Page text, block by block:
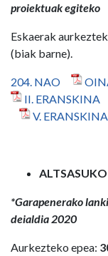
proiektuak egiteko
Eskaerak
(biak barne).
204. NAO
II. ERANSKINA
V. ERANSKINA
*Garapenerako
deialdia 2020
Aurkezteko epea: